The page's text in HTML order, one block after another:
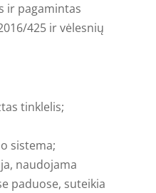
ir pagamintas
425 ir vėlesnių
tinklelis;
sistema;
naudojama
paduose, suteikia